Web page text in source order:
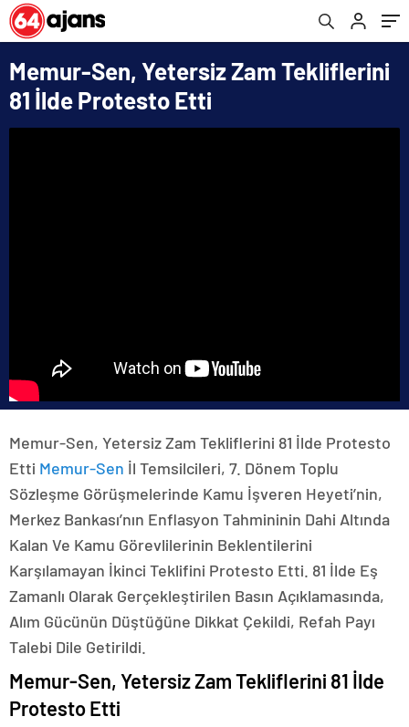
bahis
siteleri
casino
siteleri
Memur-Sen, Yetersiz Zam Tekliflerini
81 İlde Protesto Etti
Memur-Sen, Yetersiz Zam Tekliflerini 81 İlde Protesto
Etti Memur-Sen İl Temsilcileri, 7. Dönem Toplu
Sözleşme Görüşmelerinde Kamu İşveren Heyeti’nin,
Merkez Bankası’nın Enflasyon Tahmininin Dahi Altında
Kalan Ve Kamu Görevlilerinin Beklentilerini
Karşılamayan İkinci Teklifini Protesto Etti. 81 İlde Eş
Zamanlı Olarak Gerçekleştirilen Basın Açıklamasında,
Alım Gücünün Düştüğüne Dikkat Çekildi, Refah Payı
Talebi Dile Getirildi.
Memur-Sen, Yetersiz Zam Tekliflerini 81 İlde
Protesto Etti